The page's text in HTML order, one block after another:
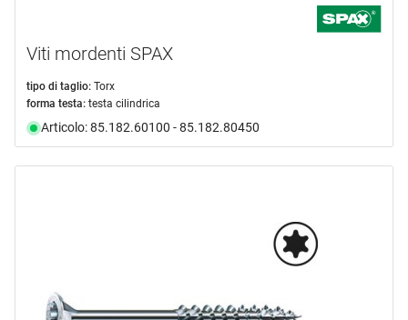
Viti mordenti SPAX
tipo di taglio: Torx
forma testa: testa cilindrica
Articolo: 85.182.60100 - 85.182.80450